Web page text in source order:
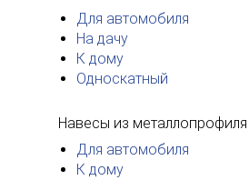
Для автомобиля
На дачу
К дому
Односкатный
Навесы из металлопрофиля
Для автомобиля
К дому